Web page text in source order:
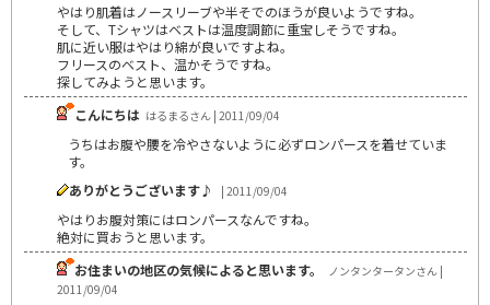
やはり肌着はノースリーブや半そでのほうが良いようですね。
そして、Tシャツはベストは温度調節に重宝しそうですね。
肌に近い服はやはり綿が良いですよね。
フリースのベスト、温かそうですね。
探してみようと思います。
こんにちは はるまるさん | 2011/09/04
うちはお腹や腰を冷やさないように必ずロンパースを着せていま
す。
ありがとうございます♪
| 2011/09/04
やはりお腹対策にはロンパースなんですね。
絶対に買おうと思います。
お住まいの地区の気候によると思います。
ノンタンタータンさん |
2011/09/04